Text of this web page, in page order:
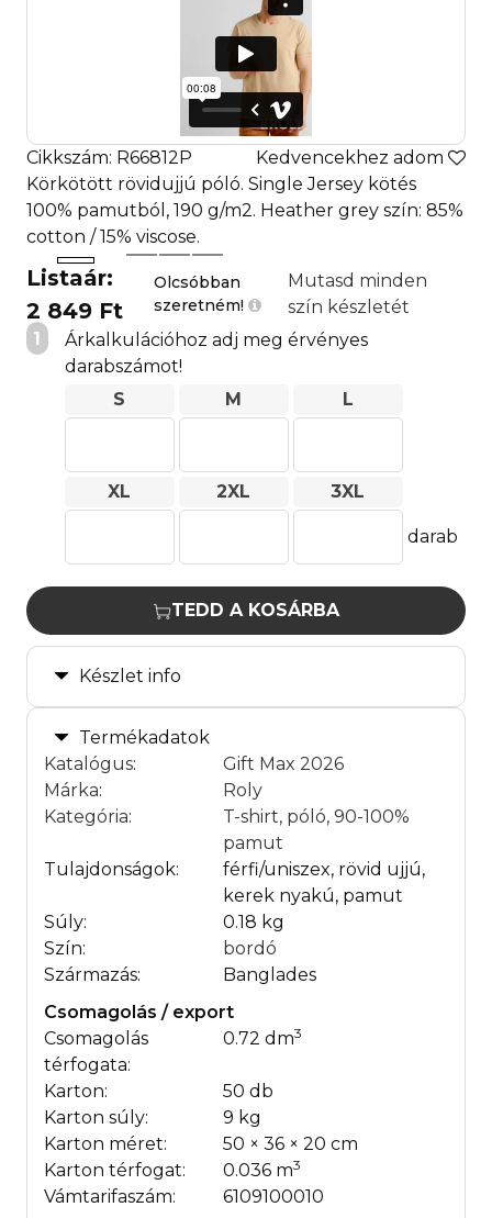
Cikkszám: R66812P
Kedvencekhez adom
Körkötött rövidujjú póló. Single Jersey kötés
100% pamutból, 190 g/m2. Heather grey szín: 85%
cotton / 15% viscose.
Listaár:
2 849 Ft
Olcsóbban
szeretném!
Mutasd minden
szín készletét
1
Árkalkulációhoz adj meg érvényes
darabszámot!
S
M L
XL 2XL 3XL
darab
TEDD A KOSÁRBA
Készlet info
Termékadatok
Katalógus:
Gift Max 2026
Márka:
Roly
Kategória:
T-shirt, póló, 90-100%
pamut
Tulajdonságok:
férfi/uniszex, rövid ujjú,
kerek nyakú, pamut
Súly:
0.18 kg
Szín:
bordó
Származás:
Banglades
Csomagolás / export
Csomagolás
térfogata:
0.72 dm3
Karton:
50 db
Karton súly:
9 kg
Karton méret:
50 × 36 × 20 cm
Karton térfogat:
0.036 m3
Vámtarifaszám:
6109100010